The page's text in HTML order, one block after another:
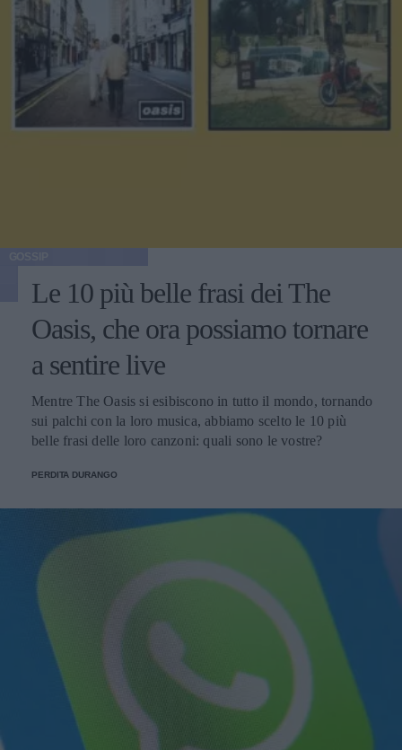
Le 10 più belle frasi dei The
Oasis, che ora possiamo tornare
a sentire live
Mentre The Oasis si esibiscono in tutto il mondo, tornando
sui palchi con la loro musica, abbiamo scelto le 10 più
belle frasi delle loro canzoni: quali sono le vostre?
PERDITA DURANGO